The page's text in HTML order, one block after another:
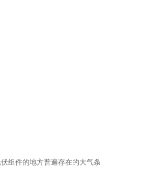
光伏组件的地方普遍存在的大气条